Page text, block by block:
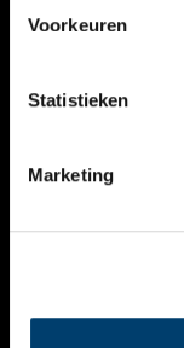
Voorkeuren
Statistieken
Marketing
KALENDER
THEMA’S
VIDEO’S
CONTACT